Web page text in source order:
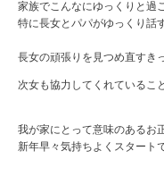
家族でこんなにゆっくりと過
特に長女とパパがゆっくり話
長女の頑張りを見つめ直すき
次女も協力してくれているこ
我が家にとって意味のあるお
新年早々気持ちよくスタート